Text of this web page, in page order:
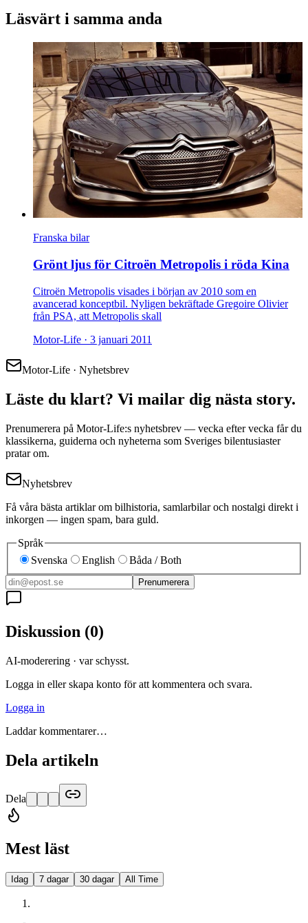
Läsvärt i samma anda
Franska bilar
Grönt ljus för Citroën Metropolis i röda Kina
Citroën Metropolis visades i början av 2010 som en
avancerad konceptbil. Nyligen bekräftade Gregoire Olivier
från PSA, att Metropolis skall
Motor-Life · 3 januari 2011
Motor-Life · Nyhetsbrev
Läste du klart? Vi mailar dig nästa story.
Prenumerera på Motor-Life:s nyhetsbrev — vecka efter vecka får du
klassikerna, guiderna och nyheterna som Sveriges bilentusiaster
pratar om.
Nyhetsbrev
Få våra bästa artiklar om bilhistoria, samlarbilar och nostalgi direkt i
inkorgen — ingen spam, bara guld.
Språk
Svenska
English Båda / Both
Prenumerera
Diskussion (0)
AI-moderering · var schysst.
Logga in eller skapa konto för att kommentera och svara.
Logga in
Laddar kommentarer…
Dela artikeln
Dela
Mest läst
Idag 7 dagar 30 dagar All Time